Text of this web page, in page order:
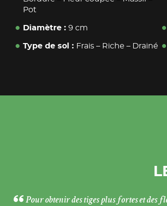
Pot
Diamètre 9 cm
Type de sol Frais – Riche – Drainé
Pour obtenir des tiges plus fortes et des